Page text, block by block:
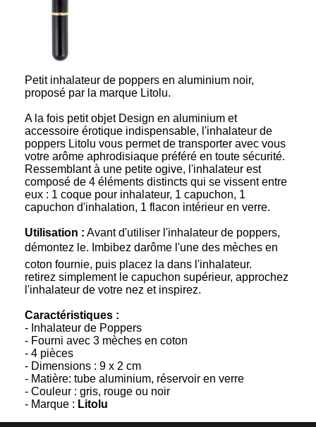
Petit inhalateur de poppers en aluminium noir,
proposé par la marque Litolu.
A la fois petit objet Design en aluminium et
accessoire érotique indispensable, l'inhalateur de
poppers Litolu vous permet de transporter avec vous
votre arôme aphrodisiaque préféré en toute sécurité.
Ressemblant à une petite ogive, l'inhalateur est
composé de 4 éléments distincts qui se vissent entre
eux : 1 coque pour inhalateur, 1 capuchon, 1
capuchon d'inhalation, 1 flacon intérieur en verre.
Utilisation : Avant d'utiliser l'inhalateur de poppers,
démontez le. Imbibez darôme l'une des mèches en
coton fournie, puis placez la dans l'inhalateur.
retirez simplement le capuchon supérieur, approchez
l'inhalateur de votre nez et inspirez.
Caractéristiques :
- Inhalateur de Poppers
- Fourni avec 3 mèches en coton
- 4 pièces
- Dimensions : 9 x 2 cm
- Matière: tube aluminium, réservoir en verre
- Couleur : gris, rouge ou noir
- Marque : Litolu